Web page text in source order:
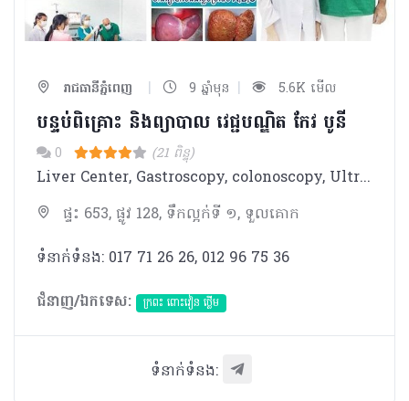
រាជធានីភ្នំពេញ | 9 ឆ្នាំមុន | 5.6K មើល
បន្ទប់ពិគ្រោះ និងព្យាបាល វេជ្ជបណ្ឌិត កែវ បូនី
0 (21 ពិន្ទុ)
Liver Center, Gastroscopy, colonoscopy, Ultrasound ( Echo ), Cooporate with SES ( Senior Expert Service ) - Dr. Med. Dieter Oehmer from Germany.
ផ្ទះ 653, ផ្លូវ 128, ទឹកល្អក់ទី ១, ទួលគោក
ទំនាក់ទំនង: 017 71 26 26, 012 96 75 36
ជំនាញ/ឯកទេស:
ក្រពះ ពោះវៀន ថ្លើម
ទំនាក់ទំនង: